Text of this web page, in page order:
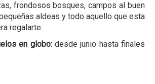
frondosos bosques, campos al buen
aldeas y todo aquello que esta
regalarte.
en globo: desde junio hasta finales